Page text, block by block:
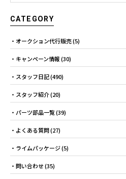
CATEGORY
オークション代行販売(5)
キャンペーン情報(30)
スタッフ日記(490)
スタッフ紹介(20)
パーツ部品一覧(39)
よくある質問(27)
ライムパッケージ(5)
問い合わせ(35)